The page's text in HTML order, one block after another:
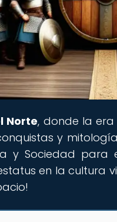
Norte, donde la
y
y Sociedad
en la cultura